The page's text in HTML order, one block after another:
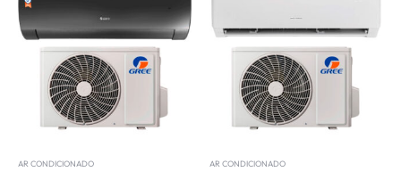
AR CONDICIONADO AR CONDICIONADO